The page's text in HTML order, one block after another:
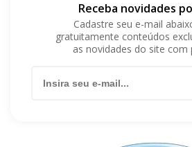
Receba novidades
Cadastre seu e-mail
gratuitamente conteúdos
as novidades do site com